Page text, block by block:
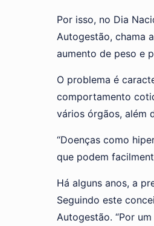
Por isso, no Dia
Autogestão, chama
aumento de peso e
O problema é
comportamento
vários órgãos, além
“Doenças como
que podem
Há alguns anos, a
Seguindo este
Autogestão. “Por